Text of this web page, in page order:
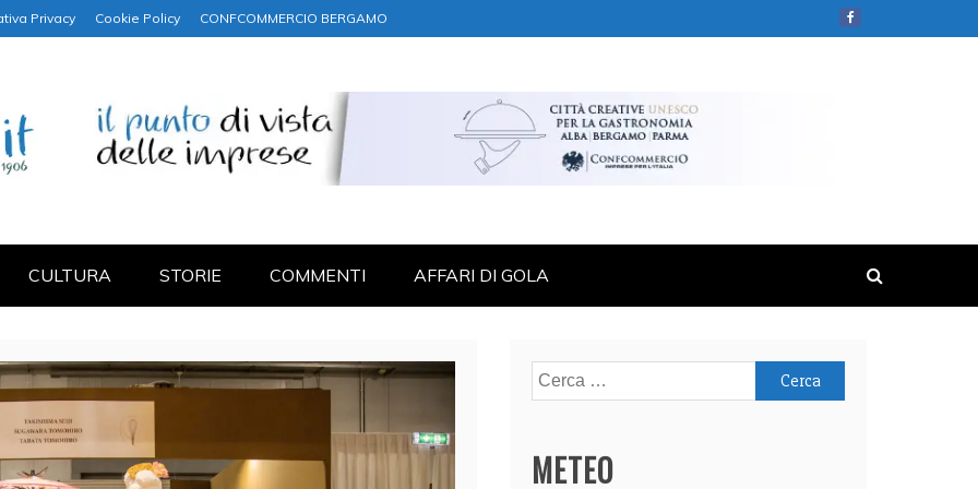
Privacy Cookie Policy CONFCOMMERCIO BERGAMO
CULTURA STORIE COMMENTI AFFARI DI GOLA
Ricerca
per:
METEO